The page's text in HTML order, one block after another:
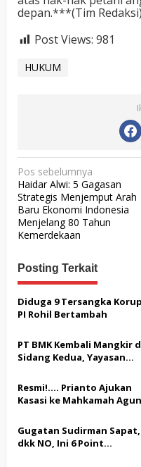
depan.***(Tim
Post Views: 981
HUKUM
N
a
v
i
a
s
i
o
Pos sebelumnya
Haidar Alwi: 5 Gagasan
Strategis Menjemput Arah
Baru Ekonomi Indonesia
Menjelang 80 Tahun
Kemerdekaan
Posting Terkait
Diduga 9 Tersangka
PI Rohil Bertambah
PT BMK Kembali Mangkir
Sidang Kedua, Yayasan
Hukum
Resmi!…. Prianto Ajukan
Kasasi ke Mahkamah
Gugatan Sudirman Sapat,
dkk NO, Ini 6 Point